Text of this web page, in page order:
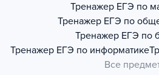
Тренажер ЕГЭ по
Тренажер ЕГЭ по
Тренажер ЕГЭ по
Тренажер ЕГЭ по информатике
Все